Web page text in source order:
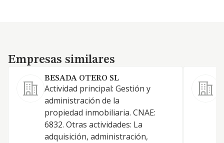
Empresas similares
Empresas similares
BESADA OTERO SL
Actividad principal: Gestión y
administración de la
propiedad inmobiliaria. CNAE:
6832. Otras actividades: La
adquisición, administración,